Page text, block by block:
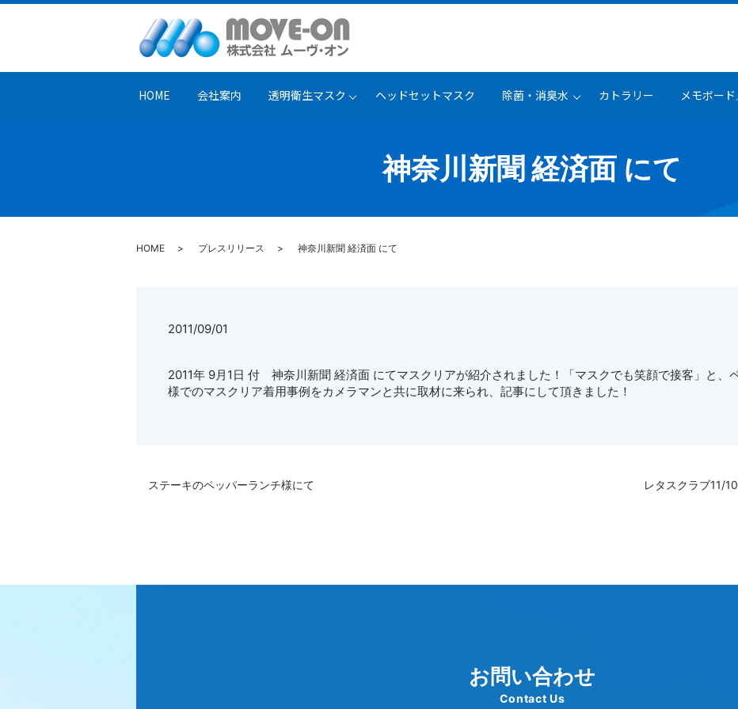
HOME 会社案内 透明衛生マスク ヘッドセットマスク 除菌・消臭水 カトラリー メモボー
神奈川新聞 経済面 にて
HOME プレスリリース 神奈川新聞 経済面 にて
2011/09/01
2011年 9月1日 付 神奈川新聞 経済面 にてマスクリアが紹介されました！「マスクでも笑顔で接客」と
様でのマスクリア着用事例をカメラマンと共に取材に来られ、記事にして頂きました！
ステーキのペッパーランチ様にて レタスクラブ11/
お問い合わせ
Contact Us